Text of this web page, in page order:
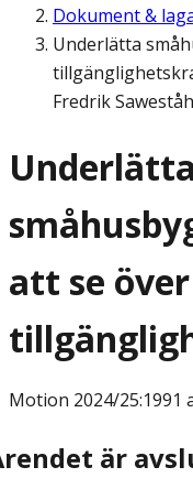
Dokument &
Underlätta
Fredrik
Underlätta
att se över
Motion 2024/25:1991
är